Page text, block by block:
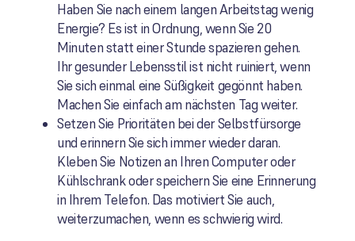
Haben Sie nach einem langen Arbeitstag wenig
Energie? Es ist in Ordnung, wenn Sie 20
Minuten statt einer Stunde spazieren gehen.
Ihr gesunder Lebensstil ist nicht ruiniert, wenn
Sie sich einmal eine Süßigkeit gegönnt haben.
Machen Sie einfach am nächsten Tag weiter.
Setzen Sie Prioritäten bei der Selbstfürsorge
und erinnern Sie sich immer wieder daran.
Kleben Sie Notizen an Ihren Computer oder
Kühlschrank oder speichern Sie eine Erinnerung
in Ihrem Telefon. Das motiviert Sie auch,
weiterzumachen, wenn es schwierig wird.